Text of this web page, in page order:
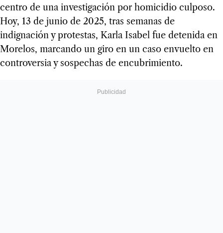
centro de una investigación por homicidio culposo.
Hoy, 13 de junio de 2025, tras semanas de
indignación y protestas, Karla Isabel fue detenida en
Morelos, marcando un giro en un caso envuelto en
controversia y sospechas de encubrimiento.